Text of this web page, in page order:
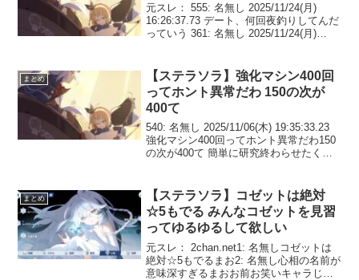
元スレ： 555: 名無し 2025/11/24(月)
16:26:37.73 デート、何回夜釣りしてんだ
っていう 361: 名無し 2025/11/24(月)
まとめ
【ステラソラ】強化マシン400回
ってホント異常だわ 150の次が
400て
540: 名無し 2025/11/06(木) 19:35:33.23
強化マシン400回ってホント異常だわ150
の次が400て 簡単に研究終わらせたくな
まとめ
【ステラソラ】コゼットは絶対
☆5もでる みんなコゼットを見習
ってゆるゆるして欲しい
元スレ： 2chan.net1: 名無しコゼットは
絶対☆5もでるまお2: 名無し心相の名前が
意味深すぎるまおお前お笑いキャラじゃ